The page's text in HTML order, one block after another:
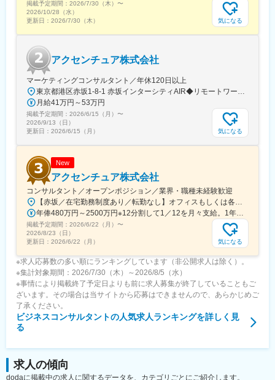
プロモーションに携わり、市場を流通するほぼすべての医薬品に
関与しています
・日本においても業界トップシェアを誇り、常時100以上のPJが
変更の範囲：会社の定める業務
掲載予定期間： 2026/7/30（木） 〜
2026/10/28（水）
更新日： 2026/7/30（木） 気になる
アクセンチュア株式会社
マーケティングコンサルタント／年休120日以上
東京都港区赤坂1-8-1 赤坂インターシティAIR◆リモートワーク相談可◆当面転勤なし＜アクセス＞東京メトロ銀座線、南北線「溜池山王駅」直結東京メトロ千代田線、丸ノ内線「国会議事堂前駅」直結※変更の範囲：会社の定める事業所※受動喫煙対策：屋内全面禁煙◆ この求人のPOINT ◆￣￣V￣￣￣￣￣￣￣￣￣＃世界約78万人規模の大手基盤で安定性◎裁量大きく挑戦・成長できる環境＃土日祝休／連続5日以上の休暇取得も可能！／フルフレックス（コアタイムなし）＃各国から集結したノウハウを活用して、国内の先駆けとなる提案もできる
月給41万円～53万円
掲載予定期間： 2026/6/15（月） 〜
2026/9/13（日）
更新日： 2026/6/15（月） 気になる
New
アクセンチュア株式会社
コンサルタント／オープンポジション／業界・職種未経験歓迎
【赤坂／在宅勤務制度あり／転勤なし】オフィスもしくは各エリアのプロジェクト先オフィス：【赤坂インターシティAIR】東京都港区赤坂1-8-1 赤坂インターシティAIR ※プロジェクトにより、国内出張、海外出張の可能性があります変更の範囲：会社の定める事業所（リモートワーク含む）
年俸480万円～2500万円※12分割して1／12を月々支給。1年に1度業績賞与を支給（12月）。※残業代は別途付与します。※経験・スキルを考慮の上、当社規定により優遇します。
掲載予定期間： 2026/6/22（月） 〜
2026/8/23（日）
更新日： 2026/6/22（月） 気になる
※求人応募数の多い順にランキングしています（非公開求人は除く）。
※集計対象期間：2026/7/30（木）～2026/8/5（水）
※事情により掲載終了予定日よりも前に求人募集が終了していることもご
ざいます。その場合は当サイトから応募はできませんので、あらかじめご
了承ください。
ビジネスコンサルタントの人気求人ランキングを詳しく見
る
求人の傾向
dodaに掲載中の求人に関するデータを、カテゴリごとにご紹介します。